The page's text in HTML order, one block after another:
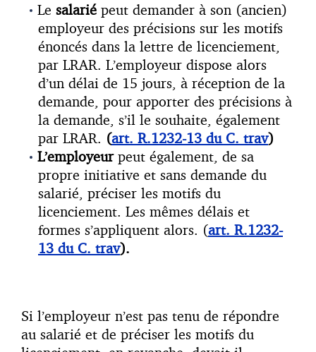
Le salarié peut demander à son (ancien)
employeur des précisions sur les motifs
énoncés dans la lettre de licenciement,
par LRAR. L’employeur dispose alors
d’un délai de 15 jours, à réception de la
demande, pour apporter des précisions à
la demande, s’il le souhaite, également
par LRAR. (art. R.1232-13 du C. trav)
L’employeurpeut également, de sa
propre initiative et sans demande du
salarié, préciser les motifs du
licenciement. Les mêmes délais et
formes s’appliquent alors. (art. R.1232-
13 du C. trav).
Si l’employeur n’est pas tenu de répondre
au salarié et de préciser les motifs du